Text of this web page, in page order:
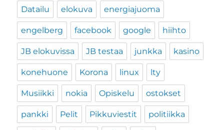
Datailu elokuva energiajuoma
engelberg facebook google hiihto
JB elokuvissa JB testaa junkka kasino
konehuone Korona linux lty
Musiikki nokia Opiskelu ostokset
pankki Pelit Pikkuviestit politiikka